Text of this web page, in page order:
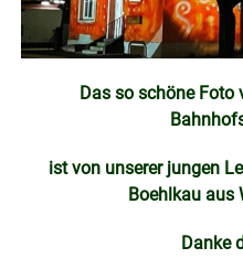
Das so schöne Foto
ist von unserer jungen
Boehlkau aus
Danke